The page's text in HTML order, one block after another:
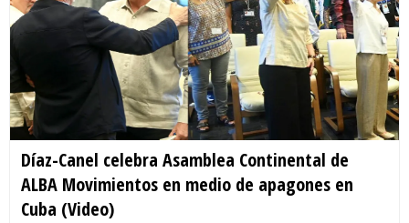
Díaz-Canel celebra Asamblea Continental de
ALBA Movimientos en medio de apagones en
Cuba (Video)